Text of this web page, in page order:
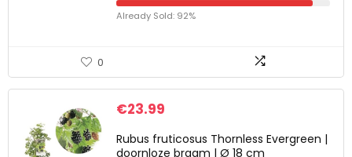
Already Sold: 92%
0
€23.99
Rubus fruticosus Thornless Evergreen |
doornloze braam | Ø 18 cm